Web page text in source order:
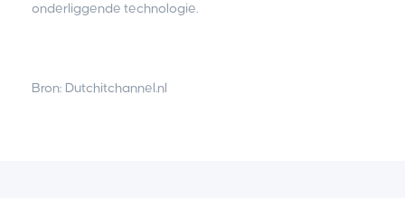
onderliggende technologie.
Bron: Dutchitchannel.nl